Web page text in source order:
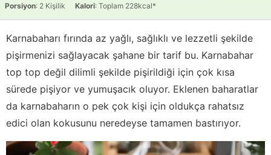
Porsiyon: 2 Kişilik Kalori: Toplam 228kcal*
Karnabaharı fırında az yağlı, sağlıklı ve lezzetli şekilde
pişirmenizi sağlayacak şahane bir tarif bu. Karnabahar
top top değil dilimli şekilde pişirildiği için çok kısa
sürede pişiyor ve yumuşacık oluyor. Eklenen baharatlar
da karnabaharın o pek çok kişi için oldukça rahatsız
edici olan kokusunu neredeyse tamamen bastırıyor.